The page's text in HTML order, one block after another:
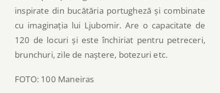
inspirate din bucătăria portugheză și combinate
cu imaginația lui Ljubomir. Are o capacitate de
120 de locuri și este închiriat pentru petreceri,
brunchuri, zile de naștere, botezuri etc.
FOTO: 100 Maneiras